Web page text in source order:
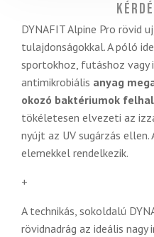
DYNAFIT Alpine Pro rövid
tulajdonságokkal. A póló
sportokhoz, futáshoz vagy
antimikrobiális anyag
okozó baktériumok
tökéletesen elvezeti az
nyújt az UV sugárzás
elemekkel rendelkezik.
+
A technikás, sokoldalú
rövidnadrág az ideális nagy